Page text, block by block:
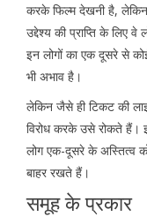
करके फिल्म देखनी है,
उद्देश्य की प्राप्ति के लिए
इन लोगों का एक दूसरे से
भी अभाव है।
लेकिन जैसे ही टिकट की
विरोध करके उसे रोकते हैं।
लोग एक-दूसरे के अस्तित्व
बाहर रखते हैं।
समूह के प्रकार